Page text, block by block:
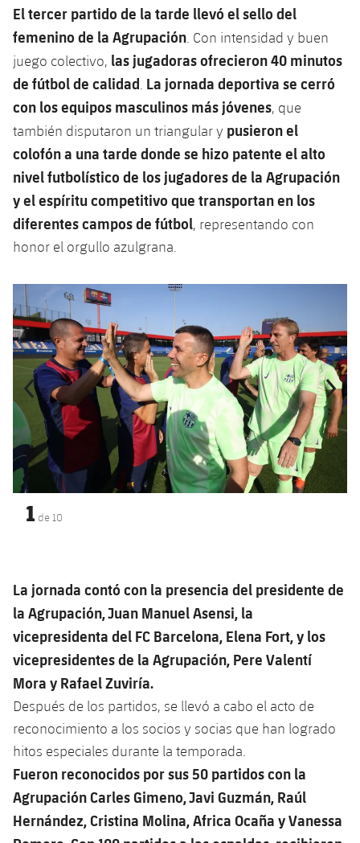
El tercer partido de la tarde llevó el sello del
femenino de la Agrupación . Con intensidad y buen
juego colectivo, las jugadoras ofrecieron 40 minutos
de fútbol de calidad La jornada deportiva se cerró
con los equipos masculinos más jóvenes, que
también disputaron un triangular y pusieron el
colofón a una tarde donde se hizo patente el alto
nivel futbolístico de los jugadores de la Agrupación
y el espíritu competitivo que transportan en los
diferentes campos de fútbol, representando con
honor el orgullo azulgrana.
Anterior
label.aria.chevronleft
1 de 10
La jornada contó con la presencia del presidente de
la Agrupación, Juan Manuel Asensi, la
vicepresidenta del FC Barcelona, Elena Fort, y los
vicepresidentes de la Agrupación, Pere Valentí
Mora y Rafael Zuviría.
Después de los partidos, se llevó a cabo el acto de
reconocimiento a los socios y socias que han logrado
hitos especiales durante la temporada.
Fueron reconocidos por sus 50 partidos con la
Agrupación Carles Gimeno, Javi Guzmán, Raúl
Hernández, Cristina Molina, Africa Ocaña y Vanessa